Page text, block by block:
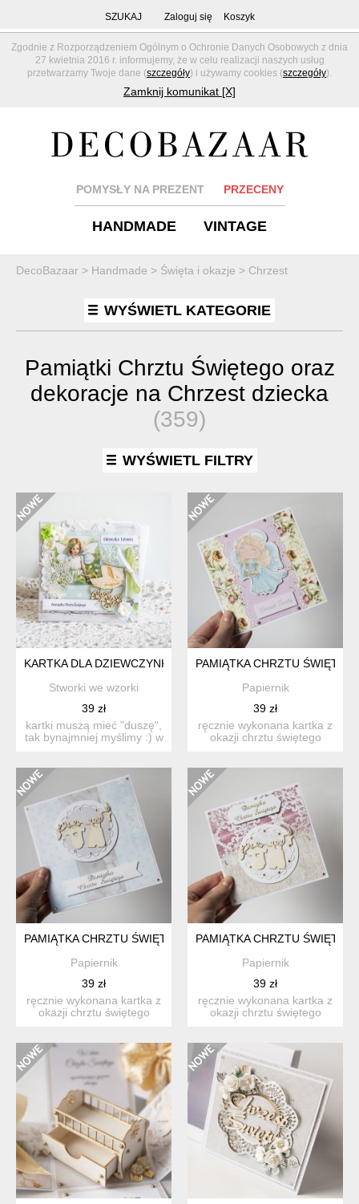
Zgodnie z Rozporządzeniem Ogólnym o Ochronie Danych Osobowych z dnia
27 kwietnia 2016 r. informujemy, że w celu realizacji naszych usług
przetwarzamy Twoje dane (szczegóły) i używamy cookies (szczegóły).
Zamknij komunikat [X]
SZUKAJ Zaloguj się Koszyk
POMYSŁY NA PREZENT PRZECENY
HANDMADE VINTAGE
DecoBazaar > Handmade > Święta i okazje > Chrzest
WYŚWIETL KATEGORIE
Pamiątki Chrztu Świętego oraz
dekoracje na Chrzest dziecka
(359)
WYŚWIETL FILTRY
KARTKA DLA DZIEWCZYNKI - PAMIĄTKA CHRZTU ŚWIĘTEGO
Stworki we wzorki
39 zł
kartki muszą mieć "duszę",
tak bynajmniej myślimy :) w
PAMIĄTKA CHRZTU
Papiernik
39 zł
ręcznie wykonana kartka z
okazji chrztu świętego
PAMIĄTKA CHRZTU ŚWIĘTEGO KARTKA NA CHRZEST
Papiernik
39 zł
ręcznie wykonana kartka z
okazji chrztu świętego
PAMIĄTKA CHRZTU
Papiernik
39 zł
ręcznie wykonana kartka z
okazji chrztu świętego